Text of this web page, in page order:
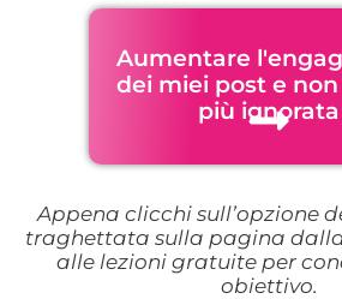
Aumentare
dei miei post e non
più ignorata
Appena clicchi sull’opzione
traghettata sulla pagina
alle lezioni gratuite per
obiettivo.